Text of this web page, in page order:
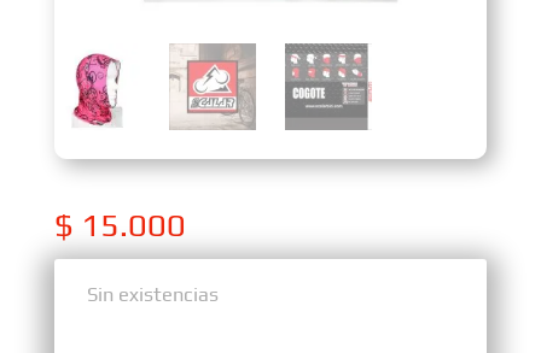
$ 15.000
Sin existencias
Sin existencias